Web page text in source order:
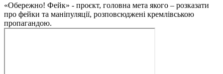
«Обережно! Фейк» - проєкт, головна мета якого – розказати
про фейки та маніпуляції, розповсюджені кремлівською
пропагандою.